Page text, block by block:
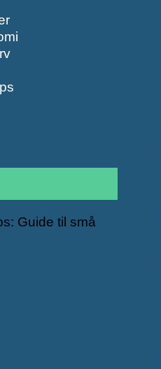
Guide til små